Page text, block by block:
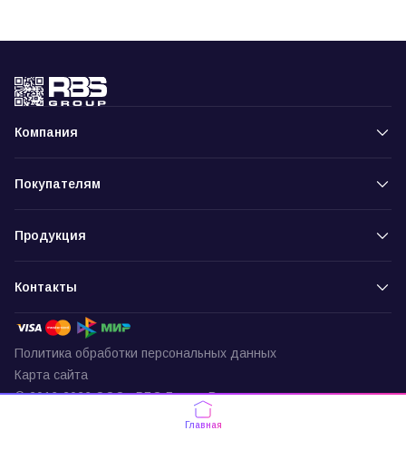
Компания
Покупателям
Продукция
Контакты
Политика обработки персональных данных
Карта сайта
© 2016-2026 ООО «РБС-Групп» Все права защищены
Главная